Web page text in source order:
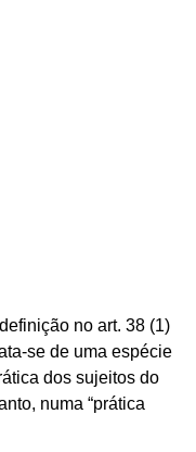
no art. 38 (1)
se de uma espécie
dos sujeitos do
numa “prática